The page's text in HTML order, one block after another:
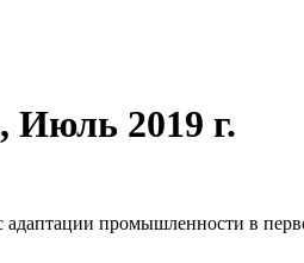
Июль 2019 г.
промышленности в